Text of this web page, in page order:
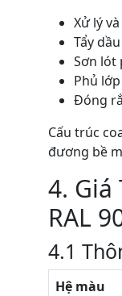
Xử lý
Tẩy
Sơn lót
Phủ
Đóng
Cấu trúc
đương bề
4. Giá
RAL
4.1
Hệ màu